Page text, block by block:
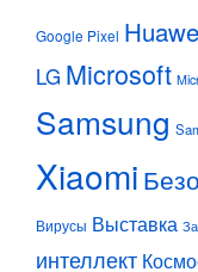
Google Pixel
LG Microsoft
Samsung
Xiaomi
Вирусы Выставка
интеллект